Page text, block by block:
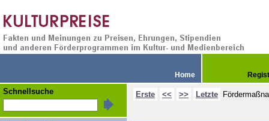
Home
Erste << >> Letzte
Schnellsuche